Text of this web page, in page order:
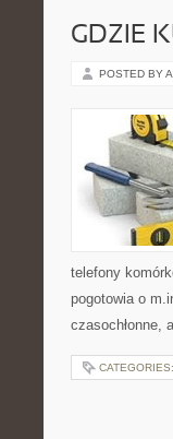
GDZIE
POSTED BY
telefony
pogotowia o
czasochłonne,
CATEGORIES: